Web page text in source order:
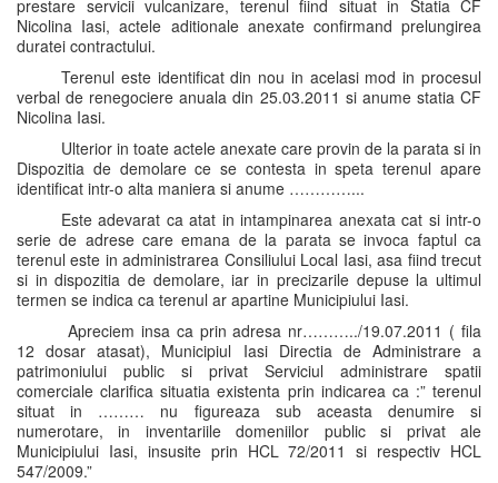
prestare servicii vulcanizare, terenul fiind situat in Statia CF
Nicolina Iasi, actele aditionale anexate confirmand prelungirea
duratei contractului.
Terenul este identificat din nou in acelasi mod in procesul
verbal de renegociere anuala din 25.03.2011 si anume statia CF
Nicolina Iasi.
Ulterior in toate actele anexate care provin de la parata si in
Dispozitia de demolare ce se contesta in speta terenul apare
identificat intr-o alta maniera si anume …………...
Este adevarat ca atat in intampinarea anexata cat si intr-o
serie de adrese care emana de la parata se invoca faptul ca
terenul este in administrarea Consiliului Local Iasi, asa fiind trecut
si in dispozitia de demolare, iar in precizarile depuse la ultimul
termen se indica ca terenul ar apartine Municipiului Iasi.
Apreciem insa ca prin adresa nr………../19.07.2011 ( fila
12 dosar atasat), Municipiul Iasi Directia de Administrare a
patrimoniului public si privat Serviciul administrare spatii
comerciale clarifica situatia existenta prin indicarea ca :” terenul
situat in ……… nu figureaza sub aceasta denumire si
numerotare, in inventariile domeniilor public si privat ale
Municipiului Iasi, insusite prin HCL 72/2011 si respectiv HCL
547/2009.”